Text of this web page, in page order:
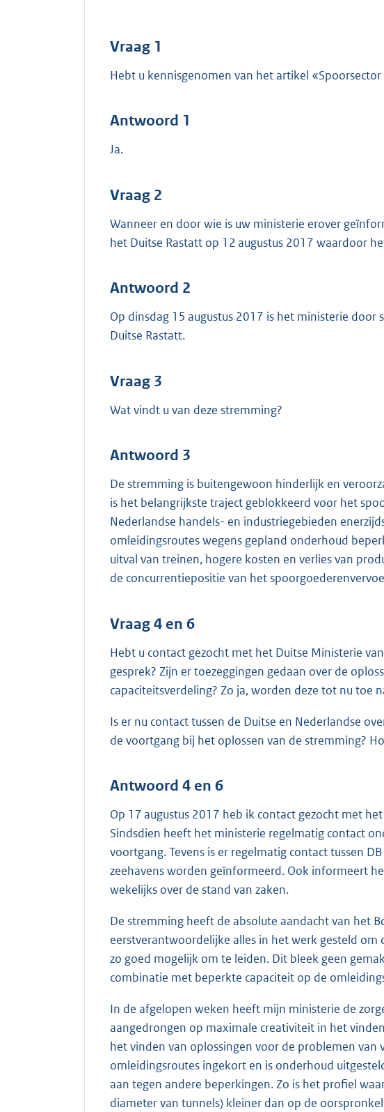
Vraag 1
Hebt u kennisgenomen van het artikel
Antwoord 1
Ja.
Vraag 2
Wanneer en door wie is uw ministerie erover
het Duitse Rastatt op 12 augustus 2017 waardoor
Antwoord 2
Op dinsdag 15 augustus 2017 is het ministerie
Duitse Rastatt.
Vraag 3
Wat vindt u van deze stremming?
Antwoord 3
De stremming is buitengewoon hinderlijk en
is het belangrijkste traject geblokkeerd voor het
Nederlandse handels- en industriegebieden
omleidingsroutes wegens gepland onderhoud
uitval van treinen, hogere kosten en verlies van
de concurrentiepositie van het
Vraag 4 en 6
Hebt u contact gezocht met het Duitse Ministerie
gesprek? Zijn er toezeggingen gedaan over de
capaciteitsverdeling? Zo ja, worden deze tot nu toe
Is er nu contact tussen de Duitse en Nederlandse
de voortgang bij het oplossen van de stremming?
Antwoord 4 en 6
Op 17 augustus 2017 heb ik contact gezocht met
Sindsdien heeft het ministerie regelmatig contact
voortgang. Tevens is er regelmatig contact tussen
zeehavens worden geïnformeerd. Ook informeert
wekelijks over de stand van zaken.
De stremming heeft de absolute aandacht van het
eerstverantwoordelijke alles in het werk gesteld
zo goed mogelijk om te leiden. Dit bleek geen
combinatie met beperkte capaciteit op de
In de afgelopen weken heeft mijn ministerie de
aangedrongen op maximale creativiteit in het
het vinden van oplossingen voor de problemen
omleidingsroutes ingekort en is onderhoud
aan tegen andere beperkingen. Zo is het profiel
diameter van tunnels) kleiner dan op de